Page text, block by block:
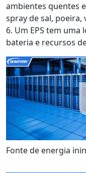
ambientes quentes
spray de sal,
6. Um EPS tem
bateria e recursos
Fonte de energia